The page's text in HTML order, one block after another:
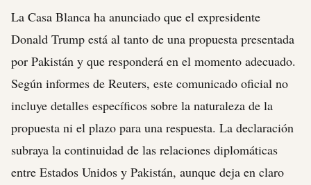
La Casa Blanca ha anunciado que el expresidente
Donald Trump está al tanto de una propuesta presentada
por Pakistán y que responderá en el momento adecuado.
Según informes de Reuters, este comunicado oficial no
incluye detalles específicos sobre la naturaleza de la
propuesta ni el plazo para una respuesta. La declaración
subraya la continuidad de las relaciones diplomáticas
entre Estados Unidos y Pakistán, aunque deja en claro